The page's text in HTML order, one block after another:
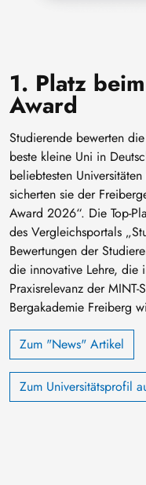
1. Platz
Award
Studierende bewerten
beste kleine Uni in
beliebtesten
sicherten sie der
Award 2026“. Die Top-
des Vergleichsportals
Bewertungen der
die innovative Lehre, die
Praxisrelevanz der
Bergakademie Freiberg
Zum "News" Artikel
Zum Universitätsprofil